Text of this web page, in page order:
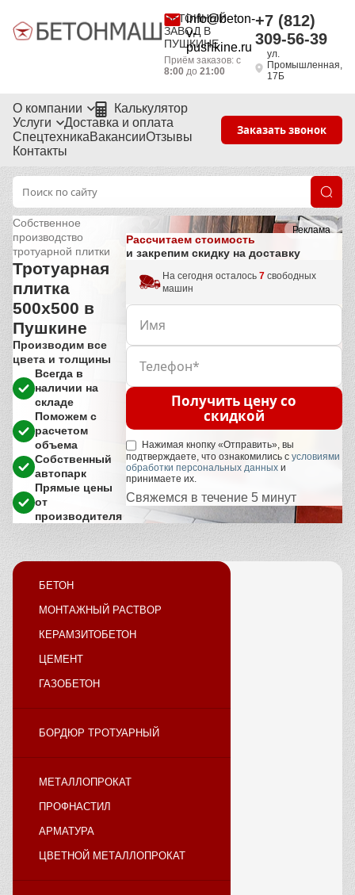
БЕТОННЫЙ
ЗАВОД В
ПУШКИНЕ
info@beton-
v-
pushkine.ru
Приём заказов: с
8:00 до 21:00
+7 (812)
309-56-39
ул.
Промышленная,
17Б
О компании
Калькулятор
Услуги
Доставка и оплата
СпецтехникаВакансииОтзывы
Контакты
Заказать звонок
Реклама
Собственное
производство
тротуарной плитки
Тротуарная
плитка
500х500 в
Пушкине
Производим все
цвета и толщины
Всегда в
наличии на
складе
Поможем с
расчетом
объема
Собственный
автопарк
Прямые цены
от
производителя
Рассчитаем стоимость
и закрепим скидку на доставку
На сегодня осталось 7свободных
машин
Получить цену со
скидкой
Нажимая кнопку «Отправить», вы
подтверждаете, что ознакомились с условиями
обработки персональных данныхи
принимаете их.
Свяжемся в течение 5 минут
БЕТОН
МОНТАЖНЫЙ РАСТВОР
КЕРАМЗИТОБЕТОН
ЦЕМЕНТ
ГАЗОБЕТОН
БОРДЮР ТРОТУАРНЫЙ
МЕТАЛЛОПРОКАТ
ПРОФНАСТИЛ
АРМАТУРА
ЦВЕТНОЙ МЕТАЛЛОПРОКАТ